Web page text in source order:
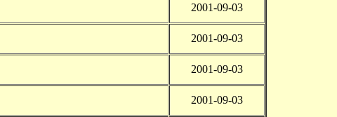
2001-09-03
2001-09-03
2001-09-03
2001-09-03